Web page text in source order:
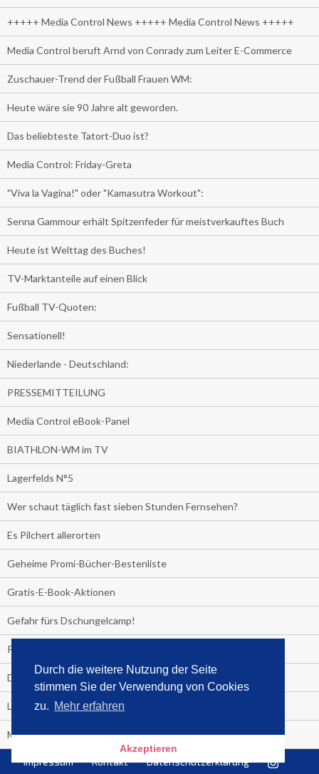
Durch die weitere Nutzung der Seite
stimmen Sie der Verwendung von Cookies
zu. Mehr erfahren
Akzeptieren
+++++ Media Control News +++++ Media Control News +++++
Media Control beruft Arnd von Conrady zum Leiter E-Commerce
Zuschauer-Trend der Fußball Frauen WM:
Heute wäre sie 90 Jahre alt geworden.
Das beliebteste Tatort-Duo ist?
Media Control: Friday-Greta
"Viva la Vagina!" oder "Kamasutra Workout":
Senna Gammour erhält Spitzenfeder für meistverkauftes Buch
Heute ist Welttag des Buches!
TV-Marktanteile auf einen Blick
Fußball TV-Quoten:
Sensationell!
Niederlande - Deutschland:
PRESSEMITTEILUNG
Media Control eBook-Panel
BIATHLON-WM im TV
Lagerfelds N°5
Wer schaut täglich fast sieben Stunden Fernsehen?
Es Pilchert allerorten
Geheime Promi-Bücher-Bestenliste
Gratis-E-Book-Aktionen
Gefahr fürs Dschungelcamp!
PRESSEMITTEILUNG
Deutschland im Handball-Fieber
Libri und Media Control verlängern Vertrag langfristig
Medienquiz:
Deutschlands Jahrescharts 2018
Impressum Kontakt Datenschutzerklärung